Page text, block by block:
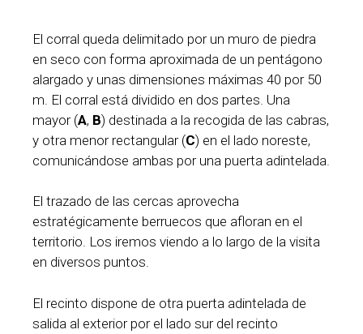
El corral queda delimitado por un muro de piedra
en seco con forma aproximada de un pentágono
alargado y unas dimensiones máximas 40 por 50
m. El corral está dividido en dos partes. Una
mayor (A, B) destinada a la recogida de las cabras,
y otra menor rectangular (C) en el lado noreste,
comunicándose ambas por una puerta adintelada.
El trazado de las cercas aprovecha
estratégicamente berruecos que afloran en el
territorio. Los iremos viendo a lo largo de la visita
en diversos puntos.
El recinto dispone de otra puerta adintelada de
salida al exterior por el lado sur del recinto